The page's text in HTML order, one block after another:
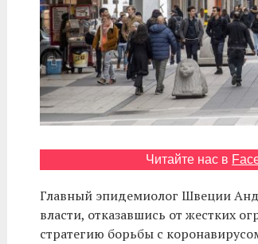
Читайте нас в
Главный эпидемиолог Швеции
власти, отказавшись от жестких
стратегию борьбы с